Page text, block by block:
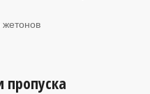
жетонов
пропуска